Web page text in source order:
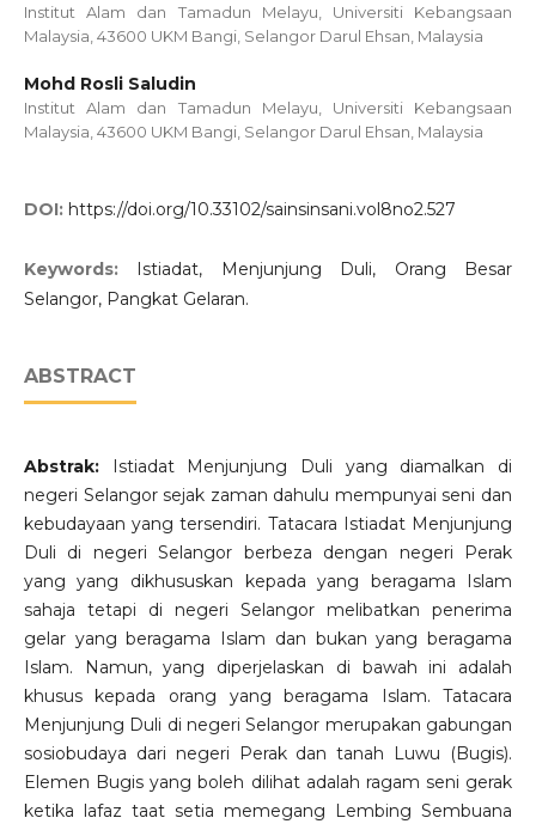
Institut Alam dan Tamadun Melayu, Universiti Kebangsaan
Malaysia, 43600 UKM Bangi, Selangor Darul Ehsan, Malaysia
Mohd Rosli Saludin
Institut Alam dan Tamadun Melayu, Universiti Kebangsaan
Malaysia, 43600 UKM Bangi, Selangor Darul Ehsan, Malaysia
DOI: https://doi.org/10.33102/sainsinsani.vol8no2.527
Keywords: Istiadat, Menjunjung Duli, Orang Besar
Selangor, Pangkat Gelaran.
ABSTRACT
Abstrak:Istiadat Menjunjung Duli yang diamalkan di
negeri Selangor sejak zaman dahulu mempunyai seni dan
kebudayaan yang tersendiri. Tatacara Istiadat Menjunjung
Duli di negeri Selangor berbeza dengan negeri Perak
yang yang dikhususkan kepada yang beragama Islam
sahaja tetapi di negeri Selangor melibatkan penerima
gelar yang beragama Islam dan bukan yang beragama
Islam. Namun, yang diperjelaskan di bawah ini adalah
khusus kepada orang yang beragama Islam. Tatacara
Menjunjung Duli di negeri Selangor merupakan gabungan
sosiobudaya dari negeri Perak dan tanah Luwu (Bugis).
Elemen Bugis yang boleh dilihat adalah ragam seni gerak
ketika lafaz taat setia memegang Lembing Sembuana